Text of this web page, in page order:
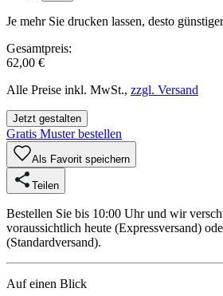
Je mehr Sie drucken lassen, desto
Gesamtpreis:
62,00 €
Alle Preise inkl. MwSt., zzgl. Versand
Jetzt gestalten
Gratis Muster bestellen
Als Favorit speichern
Teilen
Bestellen Sie bis 10:00 Uhr und wir
voraussichtlich heute (Expressversand)
(Standardversand).
Auf einen Blick